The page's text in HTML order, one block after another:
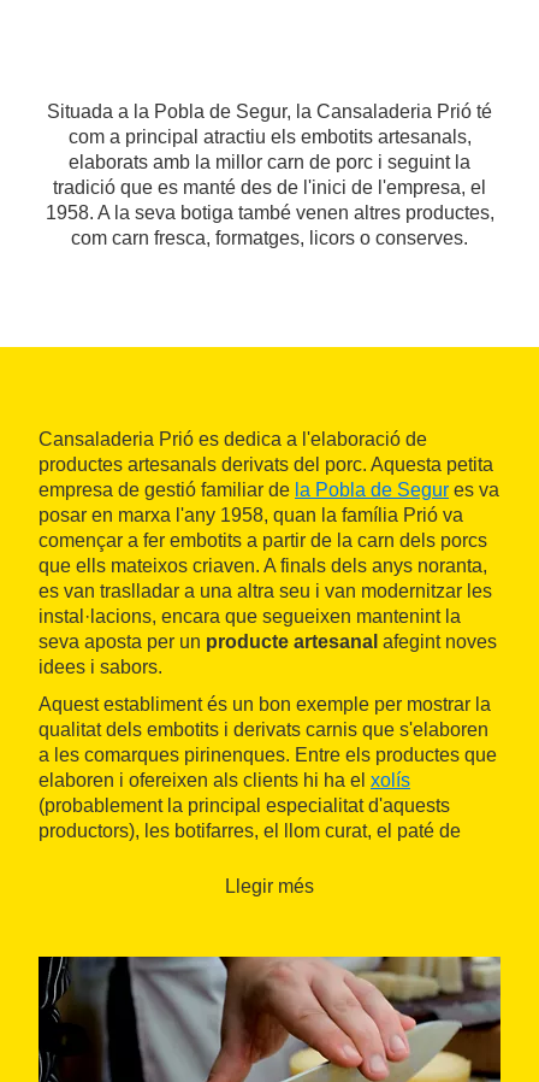
Situada a la Pobla de Segur, la Cansaladeria Prió té
com a principal atractiu els embotits artesanals,
elaborats amb la millor carn de porc i seguint la
tradició que es manté des de l'inici de l'empresa, el
1958. A la seva botiga també venen altres productes,
com carn fresca, formatges, licors o conserves.
Cansaladeria Prió es dedica a l'elaboració de
productes artesanals derivats del porc. Aquesta petita
empresa de gestió familiar de la Pobla de Segur es va
posar en marxa l'any 1958, quan la família Prió va
començar a fer embotits a partir de la carn dels porcs
que ells mateixos criaven. A finals dels anys noranta,
es van traslladar a una altra seu i van modernitzar les
instal·lacions, encara que segueixen mantenint la
seva aposta per un producte artesanal afegint noves
idees i sabors.
Aquest establiment és un bon exemple per mostrar la
qualitat dels embotits i derivats carnis que s'elaboren
a les comarques pirinenques. Entre els productes que
elaboren i ofereixen als clients hi ha el xolís
(probablement la principal especialitat d'aquests
productors), les botifarres, el llom curat, el paté de
A més dels embotits que ells mateixos produeixen, a
conserves .
Llegir més